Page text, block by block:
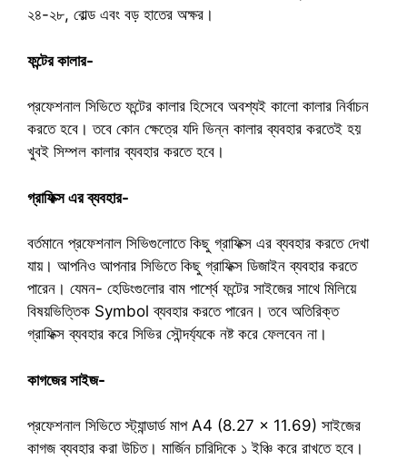
২৪-২৮, বোল্ড এবং বড় হাতের অক্ষর।
ফন্টের কালার-
প্রফেশনাল সিভিতে ফন্টের কালার হিসেবে অবশ্যই কালো কালার নির্বাচন
করতে হবে। তবে কোন ক্ষেত্রে যদি ভিন্ন কালার ব্যবহার করতেই হয়
খুবই সিম্পল কালার ব্যবহার করতে হবে।
গ্রাফিক্স এর ব্যবহার-
বর্তমানে প্রফেশনাল সিভিগুলোতে কিছু গ্রাফিক্স এর ব্যবহার করতে দেখা
যায়। আপনিও আপনার সিভিতে কিছু গ্রাফিক্স ডিজাইন ব্যবহার করতে
পারেন। যেমন- হেডিংগুলোর বাম পার্শ্বে ফন্টের সাইজের সাথে মিলিয়ে
বিষয়ভিত্তিক Symbol ব্যবহার করতে পারেন। তবে অতিরিক্ত
গ্রাফিক্স ব্যবহার করে সিভির সৌন্দর্য্যকে নষ্ট করে ফেলবেন না।
কাগজের সাইজ-
প্রফেশনাল সিভিতে স্ট্যান্ডার্ড মাপ A4 (8.27 x 11.69) সাইজের
কাগজ ব্যবহার করা উচিত। মার্জিন চারিদিকে ১ ইঞ্চি করে রাখতে হবে।